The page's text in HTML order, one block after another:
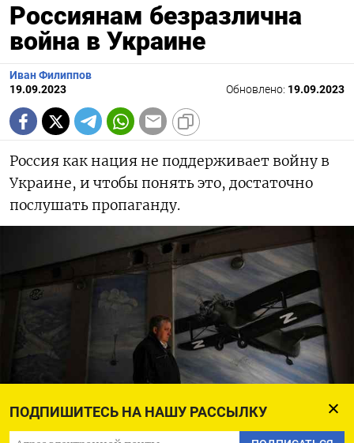
ПОДПИШИТЕСЬ НА НАШУ РАССЫЛКУ
Россиянам безразлична
война в Украине
Иван Филиппов
19.09.2023
Обновлено: 19.09.2023
Россия как нация не поддерживает войну в
Украине, и чтобы понять это, достаточно
послушать пропаганду.
Natalia Kolesnikova / AFP